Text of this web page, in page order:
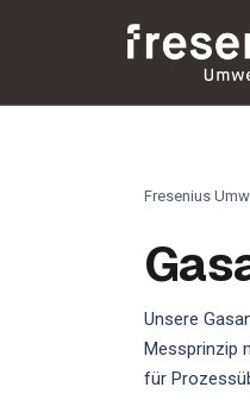
Fresenius
Unsere
Messprinzip
für